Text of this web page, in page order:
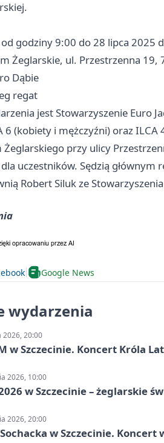
godziny 9:00 do 28 lipca 2025
Żeglarskie, ul. Przestrzenna 19,
Dąbie
regat
jest Stowarzyszenie Euro
6 (kobiety i mężczyźni) oraz
przy ulicy
uczestników. Sędzią głównym
Robert Siluk ze
Google News
wydarzenia
2026, 20:00
w Szczecinie. Koncert Króla
2026, 10:00
w Szczecinie – żeglarskie
2026, 20:00
w Szczecinie.